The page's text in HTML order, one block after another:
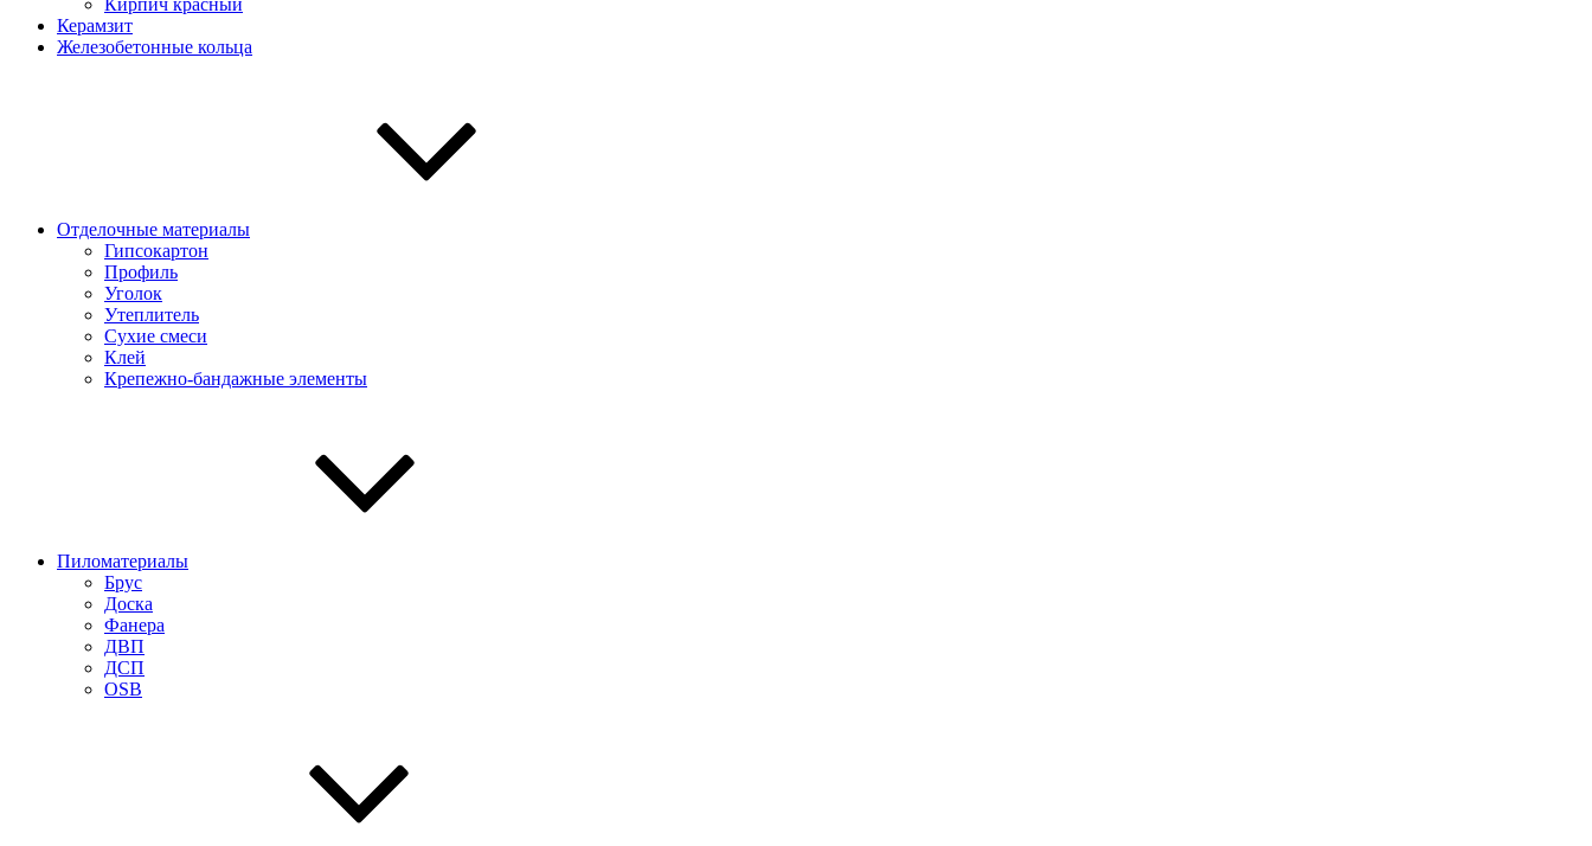
Кирпич красный
Керамзит
Железобетонные кольца
Отделочные материалы
Гипсокартон
Профиль
Уголок
Утеплитель
Сухие смеси
Клей
Крепежно-бандажные элементы
Пиломатериалы
Брус
Доска
Фанера
ДВП
ДСП
OSB